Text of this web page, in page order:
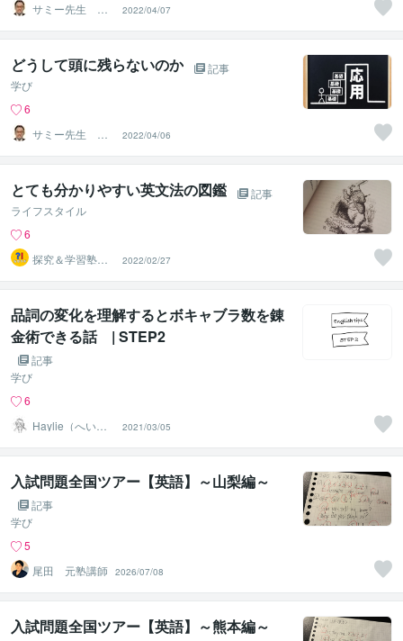
サミー先生 オ
ンライン学力コ
ンシェルジュ
2022/04/07
どうして頭に残らないのか
記事
学び
6
サミー先生 オ
ンライン学力コ
ンシェルジュ
2022/04/06
とても分かりやすい英文法の図鑑
記事
ライフスタイル
6
探究＆学習塾｜
なぜラボ
2022/02/27
品詞の変化を理解するとボキャブラ数を錬
金術できる話 | STEP2
記事
学び
6
Haylie（へいり
ー）
2021/03/05
入試問題全国ツアー【英語】～山梨編～
記事
学び
5
尾田 元塾講師 2026/07/08
入試問題全国ツアー【英語】～熊本編～